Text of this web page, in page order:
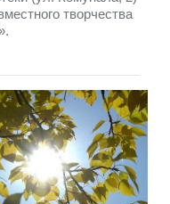
творчества